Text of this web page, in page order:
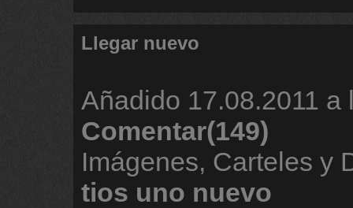
Llegar nuevo
Añadido 17.08.2011 a
Comentar(149)
Imágenes, Carteles y
tios uno nuevo